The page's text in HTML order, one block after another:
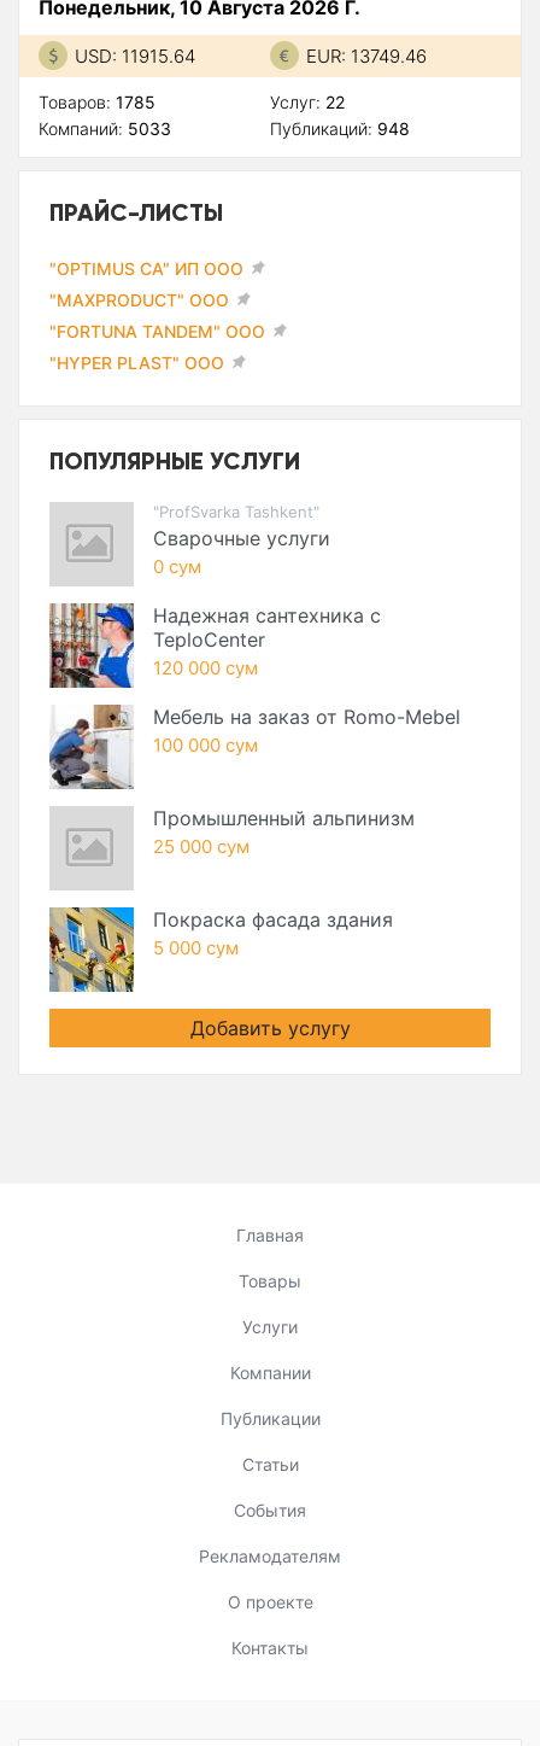
Понедельник, 10 Августа 2026 Г.
USD: 11915.64 EUR: 13749.46
Товаров: 1785
Компаний: 5033
Услуг: 22
Публикаций: 948
ПРАЙС-ЛИСТЫ
"OPTIMUS CA" ИП ООО
"MAXPRODUCT" ООО
"FORTUNA TANDEM" ООО
"HYPER PLAST" ООО
ПОПУЛЯРНЫЕ УСЛУГИ
"ProfSvarka Tashkent"
Сварочные услуги
0 сум
Надежная сантехника с
TeploCenter
120 000 сум
Мебель на заказ от Romo-Mebel
100 000 сум
Промышленный альпинизм
25 000 сум
Покраска фасада здания
5 000 сум
Добавить услугу
Главная
Товары
Услуги
Компании
Публикации
Статьи
События
Рекламодателям
О проекте
Контакты